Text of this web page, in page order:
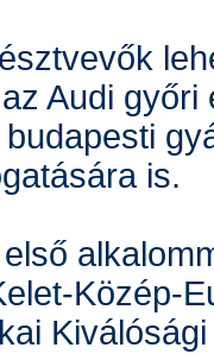
Audi győri
is.
Közép-